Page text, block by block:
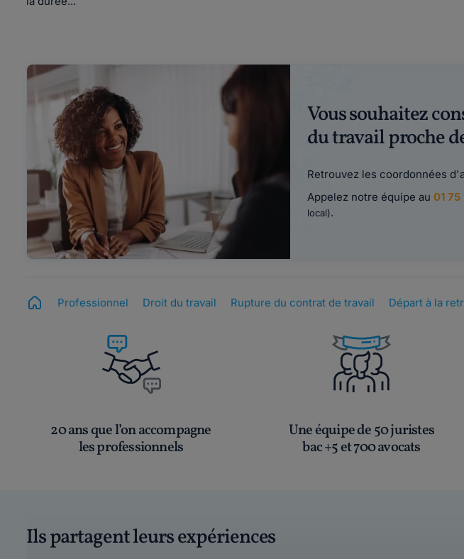
Vous souhaitez
du travail proche
Retrouvez les coordonnées
Appelez notre équipe au 01
local).
Professionnel Droit du travail Rupture du contrat de travail Départ à la
20 ans que l’on accompagne
les professionnels
Une équipe de 50 juristes
bac +5 et 700 avocats
Ils partagent leurs expériences